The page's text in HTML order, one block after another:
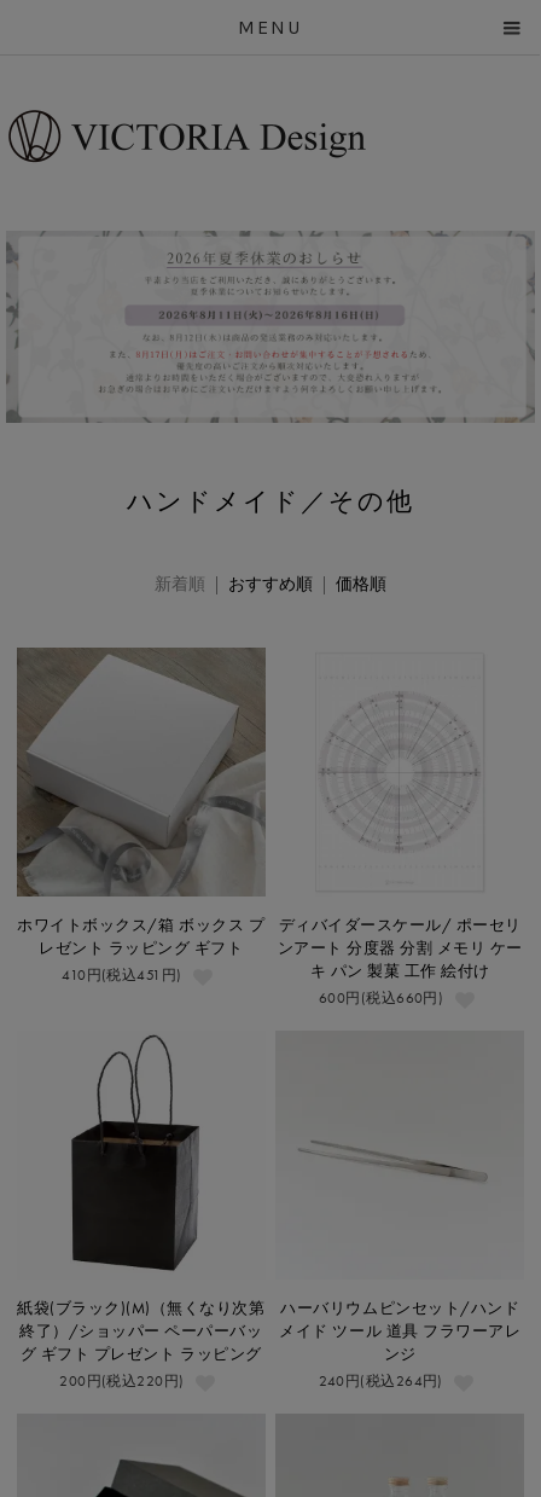
MENU
ハンドメイド／その他
新着順 | おすすめ順 | 価格順
ホワイトボックス/箱 ボックス プ
レゼント ラッピング ギフト
410円(税込451円)
ディバイダースケール/ ポーセリ
ンアート 分度器 分割 メモリ ケー
キ パン 製菓 工作 絵付け
600円(税込660円)
紙袋(ブラック)(M)（無くなり次第
終了）/ショッパー ペーパーバッ
グ ギフト プレゼント ラッピング
200円(税込220円)
ハーバリウムピンセット/ハンド
メイド ツール 道具 フラワーアレ
ンジ
240円(税込264円)